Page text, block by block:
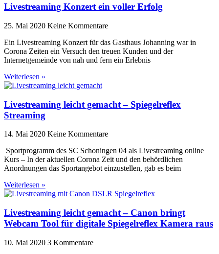
Livestreaming Konzert ein voller Erfolg
25. Mai 2020 Keine Kommentare
Ein Livestreaming Konzert für das Gasthaus Johanning war in
Corona Zeiten ein Versuch den treuen Kunden und der
Internetgemeinde von nah und fern ein Erlebnis
Weiterlesen »
Livestreaming leicht gemacht – Spiegelreflex
Streaming
14. Mai 2020 Keine Kommentare
Sportprogramm des SC Schoningen 04 als Livestreaming online
Kurs – In der aktuellen Corona Zeit und den behördlichen
Anordnungen das Sportangebot einzustellen, gab es beim
Weiterlesen »
Livestreaming leicht gemacht – Canon bringt
Webcam Tool für digitale Spiegelreflex Kamera raus
10. Mai 2020 3 Kommentare